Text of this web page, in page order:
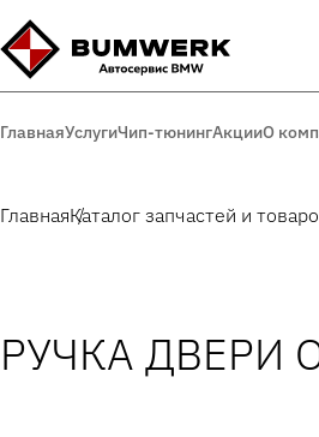
ГлавнаяУслугиЧип-тюнингАкцииО
ГлавнаяКаталог запчастей и
РУЧКА ДВЕРИ